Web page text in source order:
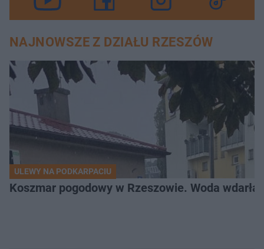
NAJNOWSZE Z DZIAŁU RZESZÓW
ULEWY NA PODKARPACIU
Koszmar pogodowy w Rzeszowie. Woda